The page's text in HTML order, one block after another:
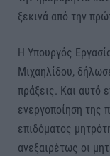
ξεκινά από την
Η Υπουργός
Μιχαηλίδου,
πράξεις. Και αυτό
ενεργοποίηση της
επιδόματος
ανεξαιρέτως οι